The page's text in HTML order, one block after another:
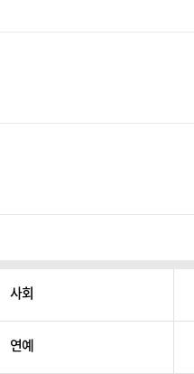
사회
연예